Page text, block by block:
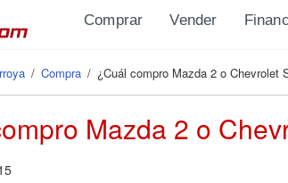
Comprar Vender
aquí
/ Compra / ¿Cuál compro Mazda 2 o Chevrolet
Mazda 2 o